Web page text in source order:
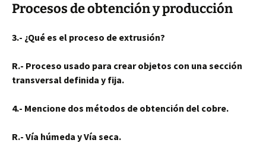
Procesos de obtención y producción
3.- ¿Qué es el proceso de extrusión?
R.- Proceso usado para crear objetos con una sección
transversal definida y fija.
4.- Mencione dos métodos de obtención del cobre.
R.- Vía húmeda y Vía seca.